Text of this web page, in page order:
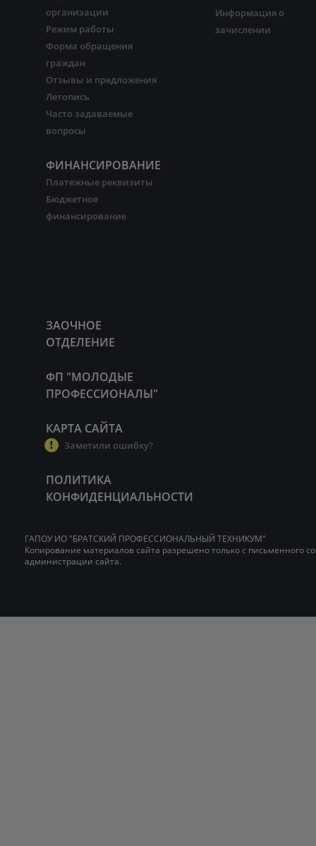
организации
Режим работы
Форма обращения
граждан
Отзывы и предложения
Летопись
Часто задаваемые
вопросы
ФИНАНСИРОВАНИЕ
Платежные реквизиты
Бюджетное
финансирование
Информация о
зачислении
ЗАОЧНОЕ
ОТДЕЛЕНИЕ
ФП "МОЛОДЫЕ
ПРОФЕССИОНАЛЫ"
КАРТА САЙТА
Заметили ошибку?
ПОЛИТИКА
КОНФИДЕНЦИАЛЬНОСТИ
ГАПОУ ИО "БРАТСКИЙ ПРОФЕССИОНАЛЬНЫЙ ТЕХНИКУМ"
Копирование материалов сайта разрешено только с письменного
администрации сайта.